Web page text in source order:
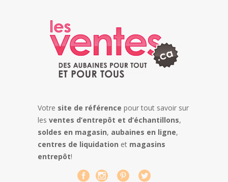
Votre site de référence pour tout savoir sur
les ventes d’entrepôt et d’échantillons,
soldes en magasin, aubaines en ligne,
centres de liquidation et magasins
entrepôt!